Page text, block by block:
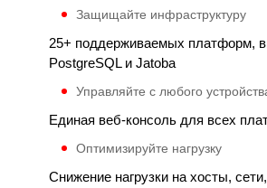
Защищайте инфраструктуру
25+ поддерживаемых платформ,
PostgreSQL и Jatoba
Управляйте с любого
Единая веб-консоль для всех
Оптимизируйте нагрузку
Снижение нагрузки на хосты,